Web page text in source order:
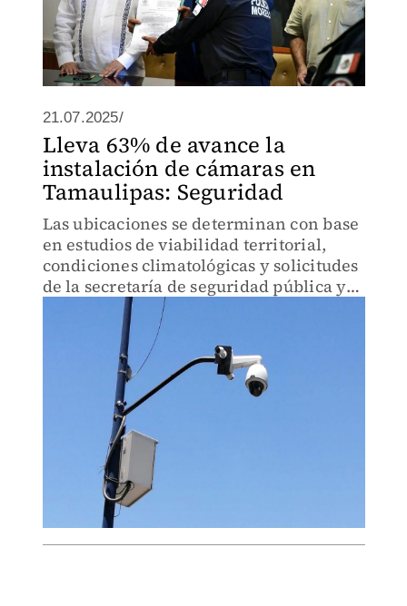
21.07.2025/
Lleva 63% de avance la
instalación de cámaras en
Tamaulipas: Seguridad
Las ubicaciones se determinan con base
en estudios de viabilidad territorial,
condiciones climatológicas y solicitudes
de la secretaría de seguridad pública y
la fiscalía general de justicia.